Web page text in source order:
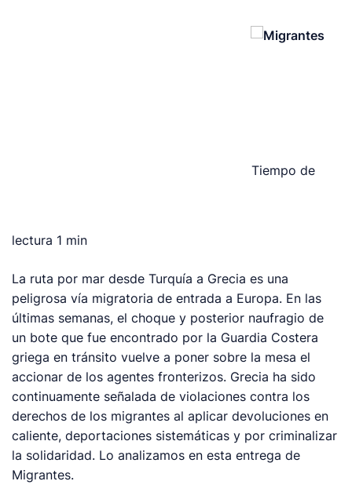
Tiempo de
lectura 1 min
La ruta por mar desde Turquía a Grecia es una
peligrosa vía migratoria de entrada a Europa. En las
últimas semanas, el choque y posterior naufragio de
un bote que fue encontrado por la Guardia Costera
griega en tránsito vuelve a poner sobre la mesa el
accionar de los agentes fronterizos. Grecia ha sido
continuamente señalada de violaciones contra los
derechos de los migrantes al aplicar devoluciones en
caliente, deportaciones sistemáticas y por criminalizar
la solidaridad. Lo analizamos en esta entrega de
Migrantes.